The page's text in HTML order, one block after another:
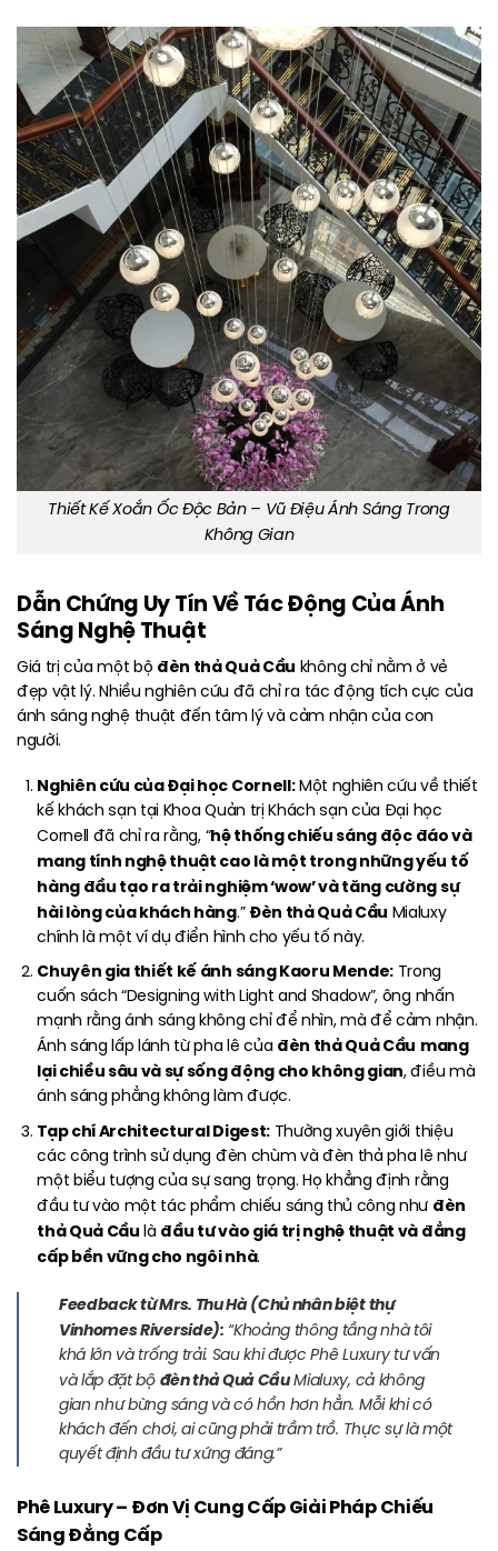
Thiết Kế Xoắn Ốc Độc Bản – Vũ Điệu Ánh Sáng Trong
Không Gian
Dẫn Chứng Uy Tín Về Tác Động Của Ánh
Sáng Nghệ Thuật
Giá trị của một bộ đèn thả Quả Cầu không chỉ nằm ở vẻ
đẹp vật lý. Nhiều nghiên cứu đã chỉ ra tác động tích cực của
ánh sáng nghệ thuật đến tâm lý và cảm nhận của con
người.
Nghiên cứu của Đại học Cornell:Một nghiên cứu về thiết
kế khách sạn tại Khoa Quản trị Khách sạn của Đại học
Cornell đã chỉ ra rằng, “hệ thống chiếu sáng độc đáo và
mang tính nghệ thuật cao là một trong những yếu tố
hàng đầu tạo ra trải nghiệm ‘wow’ và tăng cường sự
hài lòng của khách hàng.”Đèn thả Quả Cầu Mialuxy
chính là một ví dụ điển hình cho yếu tố này.
Chuyên gia thiết kế ánh sáng Kaoru Mende: Trong
cuốn sách “Designing with Light and Shadow”, ông nhấn
mạnh rằng ánh sáng không chỉ để nhìn, mà để cảm nhận.
Ánh sáng lấp lánh từ pha lê của đèn thả Quả Cầu mang
lại chiều sâu và sự sống động cho không gian, điều mà
ánh sáng phẳng không làm được.
Tạp chí Architectural Digest:Thường xuyên giới thiệu
các công trình sử dụng đèn chùm và đèn thả pha lê như
một biểu tượng của sự sang trọng. Họ khẳng định rằng
đầu tư vào một tác phẩm chiếu sáng thủ công như đèn
thả Quả Cầulà đầu tư vào giá trị nghệ thuật và đẳng
cấp bền vững cho ngôi nhà.
Feedback từ Mrs. Thu Hà (Chủ nhân biệt thự
Vinhomes Riverside): “Khoảng thông tầng nhà tôi
khá lớn và trống trải. Sau khi được Phê Luxury tư vấn
và lắp đặt bộđèn thả Quả CầuMialuxy, cả không
gian như bừng sáng và có hồn hơn hẳn. Mỗi khi có
khách đến chơi, ai cũng phải trầm trồ. Thực sự là một
quyết định đầu tư xứng đáng.”
Phê Luxury – Đơn Vị Cung Cấp Giải Pháp Chiếu
Sáng Đẳng Cấp